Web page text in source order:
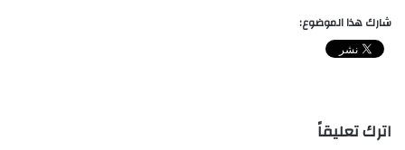
شارك هذا الموضوع:
اترك تعليقاً